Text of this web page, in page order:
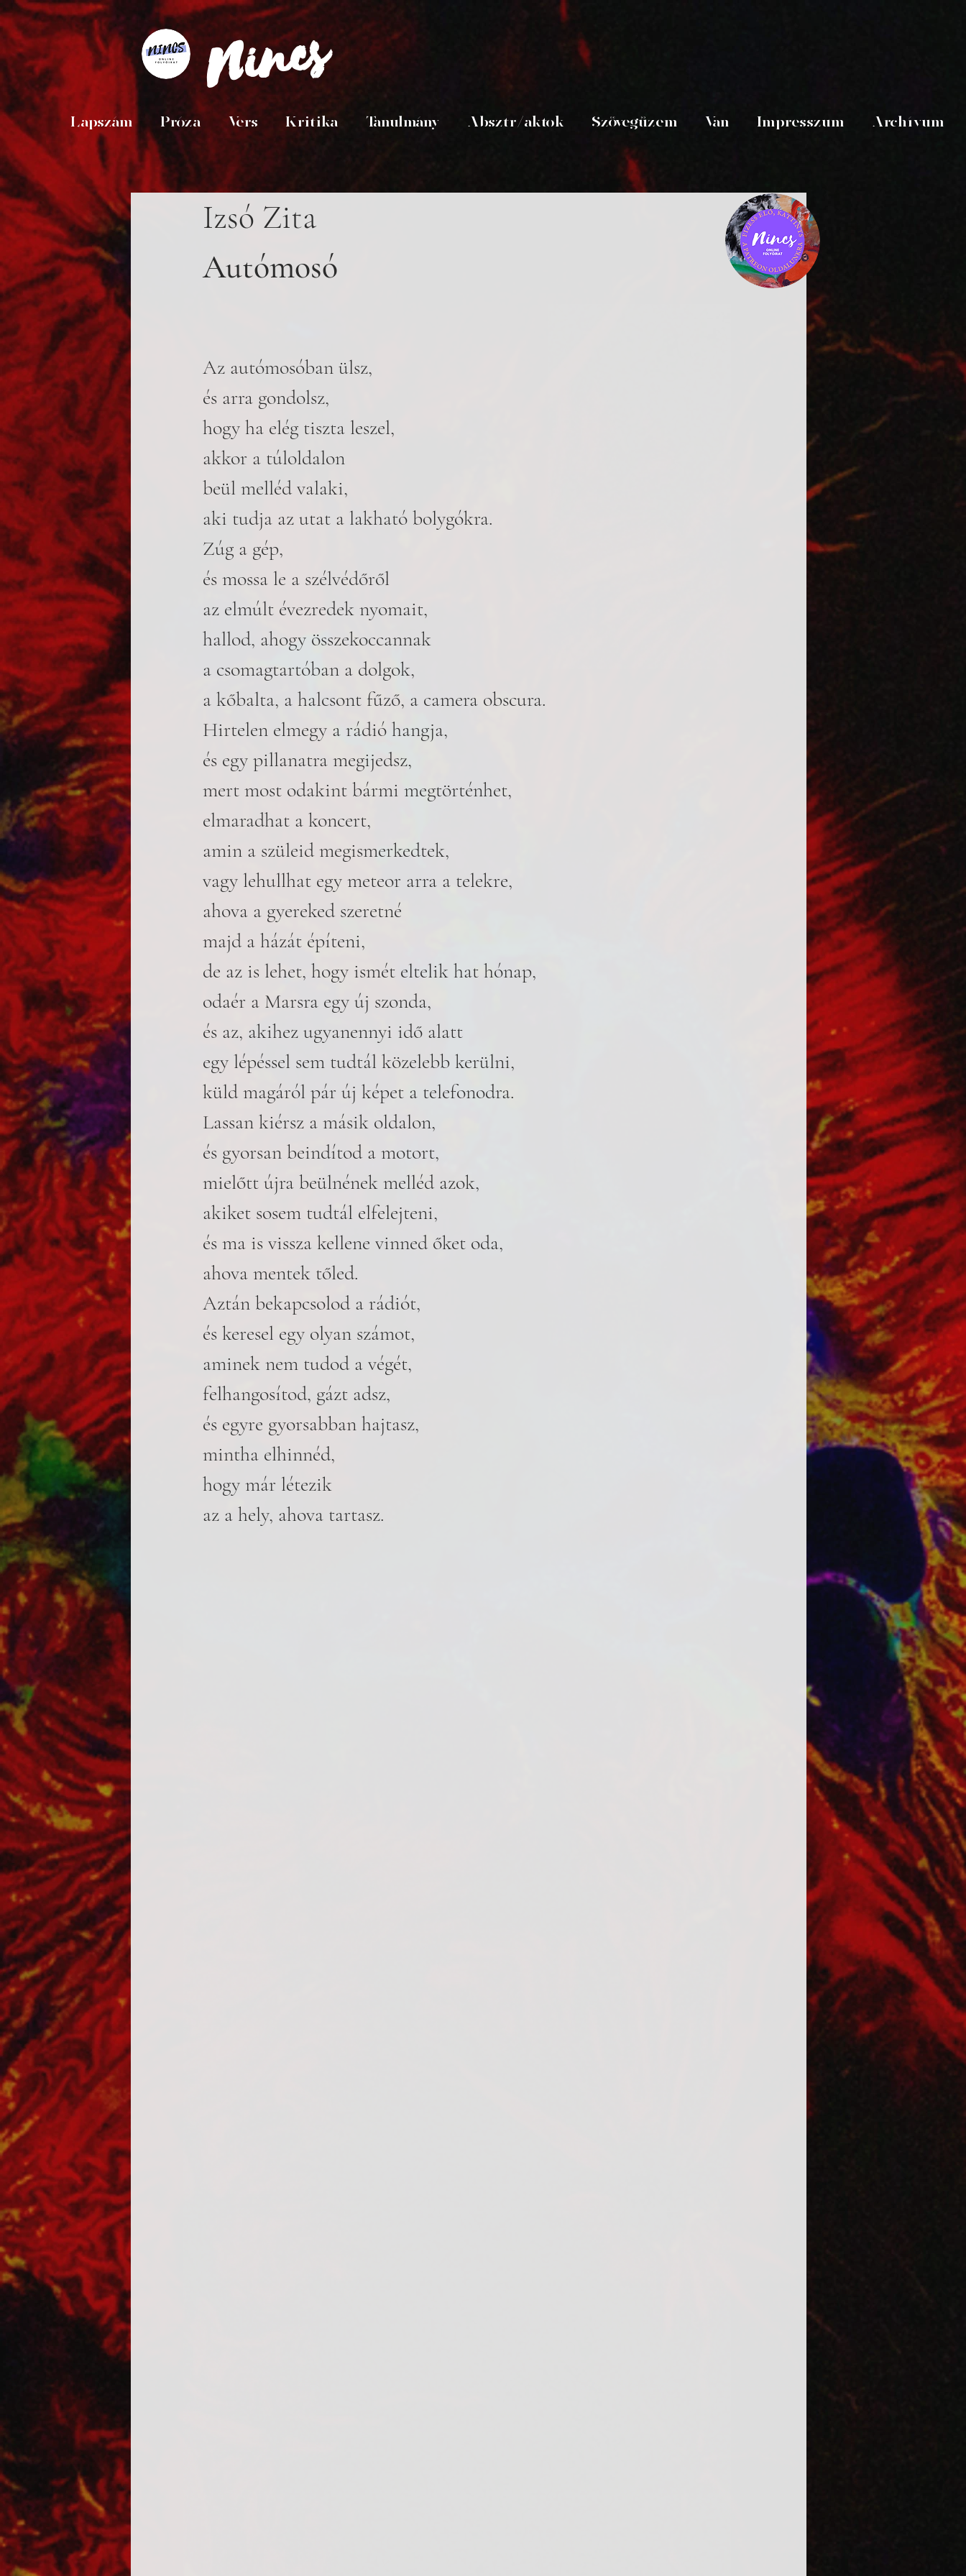
Nincs
Lapszám Próza Vers Kritika Tanulmány Absztr/aktok Szövegüzem Van Impresszum Archívum
Izsó Zita
Autómosó
Az autómosóban ülsz,
és arra gondolsz,
hogy ha elég tiszta leszel,
akkor a túloldalon
beül melléd valaki,
aki tudja az utat a lakható bolygókra.
Zúg a gép,
és mossa le a szélvédőről
az elmúlt évezredek nyomait,
hallod, ahogy összekoccannak
a csomagtartóban a dolgok,
a kőbalta, a halcsont fűző, a camera obscura.
Hirtelen elmegy a rádió hangja,
és egy pillanatra megijedsz,
mert most odakint bármi megtörténhet,
elmaradhat a koncert,
amin a szüleid megismerkedtek,
vagy lehullhat egy meteor arra a telekre,
ahova a gyereked szeretné
majd a házát építeni,
de az is lehet, hogy ismét eltelik hat hónap,
odaér a Marsra egy új szonda,
és az, akihez ugyanennyi idő alatt
egy lépéssel sem tudtál közelebb kerülni,
küld magáról pár új képet a telefonodra.
Lassan kiérsz a másik oldalon,
és gyorsan beindítod a motort,
mielőtt újra beülnének melléd azok,
akiket sosem tudtál elfelejteni,
és ma is vissza kellene vinned őket oda,
ahova mentek tőled.
Aztán bekapcsolod a rádiót,
és keresel egy olyan számot,
aminek nem tudod a végét,
felhangosítod, gázt adsz,
és egyre gyorsabban hajtasz,
mintha elhinnéd,
hogy már létezik
az a hely, ahova tartasz.